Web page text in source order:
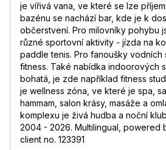
je vířivá vana, ve které se lze
bazénu se nachází bar, kde je k
občerstvení. Pro milovníky pohybu
různé sportovní aktivity - jízda na
paddle tenis. Pro fanoušky vodních
fitness. Také nabídka indoorových
bohatá, je zde například fitness
je wellness zóna, ve které je spa,
hammam, salon krásy, masáže a
komplexu je živá hudba a noční
2004 - 2026. Multilingual, powered
client no. 123391